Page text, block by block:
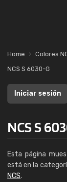
Home Colores
NCS S 6030-G
Iniciar sesión
NCS S
Esta página
está en la
NCS.